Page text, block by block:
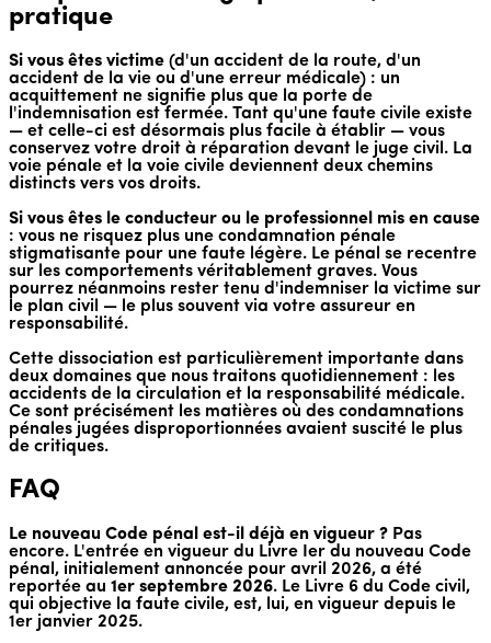
pratique
Si vous êtes victime (d'un accident de la route, d'un
accident de la vie ou d'une erreur médicale) : un
acquittement ne signifie plus que la porte de
l'indemnisation est fermée. Tant qu'une faute civile existe
— et celle-ci est désormais plus facile à établir — vous
conservez votre droit à réparation devant le juge civil. La
voie pénale et la voie civile deviennent deux chemins
distincts vers vos droits.
Si vous êtes le conducteur ou le professionnel mis en cause
: vous ne risquez plus une condamnation pénale
stigmatisante pour une faute légère. Le pénal se recentre
sur les comportements véritablement graves. Vous
pourrez néanmoins rester tenu d'indemniser la victime sur
le plan civil — le plus souvent via votre assureur en
responsabilité.
Cette dissociation est particulièrement importante dans
deux domaines que nous traitons quotidiennement : les
accidents de la circulation et la responsabilité médicale.
Ce sont précisément les matières où des condamnations
pénales jugées disproportionnées avaient suscité le plus
de critiques.
FAQ
Le nouveau Code pénal est-il déjà en vigueur ? Pas
encore. L'entrée en vigueur du Livre Ier du nouveau Code
pénal, initialement annoncée pour avril 2026, a été
reportée au 1er septembre 2026. Le Livre 6 du Code civil,
qui objective la faute civile, est, lui, en vigueur depuis le
1er janvier 2025.